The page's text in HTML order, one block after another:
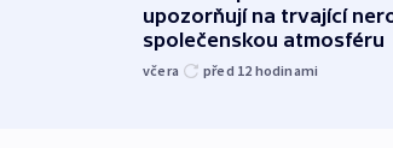
upozorňují na trvající
společenskou atmosféru
včera před 12 hodinami